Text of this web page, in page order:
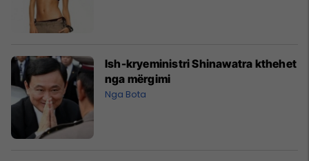
Ish-kryeministri Shinawatra kthehet
nga mërgimi
Nga Bota